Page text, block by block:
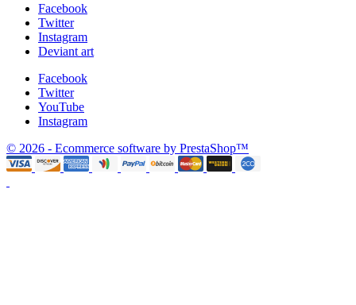
Facebook
Twitter
Instagram
Deviant art
Facebook
Twitter
YouTube
Instagram
© 2026 - Ecommerce software by PrestaShop™